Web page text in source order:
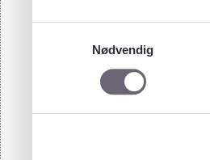
Nødvendig
97